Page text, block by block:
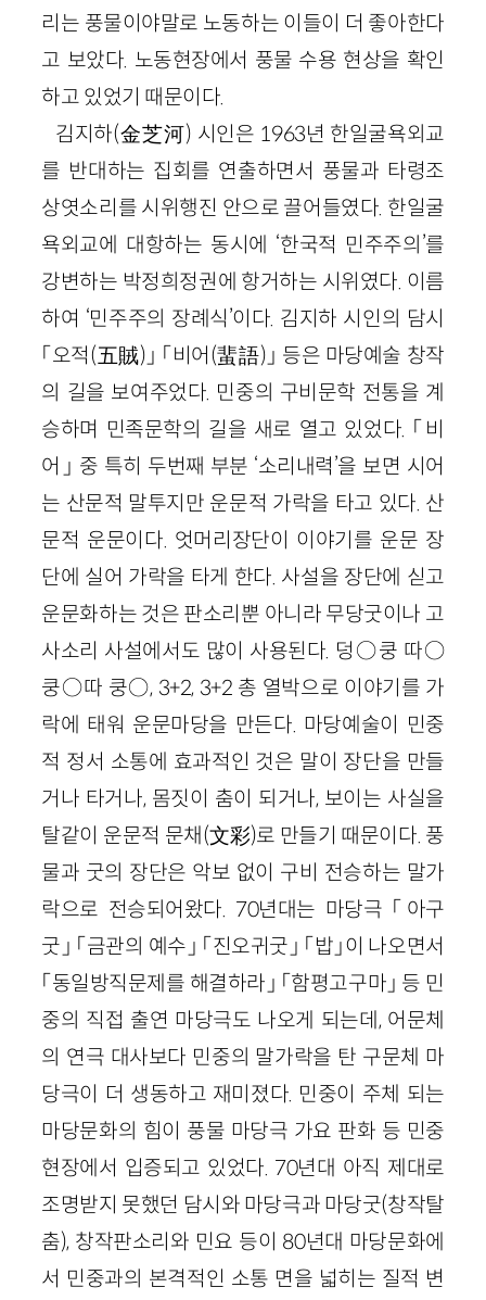
리는 풍물이야말로 노동하는 이들이 더 좋아한다
고 보았다. 노동현장에서 풍물 수용 현상을 확인
하고 있었기 때문이다.
김지하(金芝河) 시인은 1963년 한일굴욕외교
를 반대하는 집회를 연출하면서 풍물과 타령조
상엿소리를 시위행진 안으로 끌어들였다. 한일굴
욕외교에 대항하는 동시에 ‘한국적 민주주의’를
강변하는 박정희정권에 항거하는 시위였다. 이름
하여 ‘민주주의 장례식’이다. 김지하 시인의 담시
「오적(五賊)」 「비어(蜚語)」 등은 마당예술 창작
의 길을 보여주었다. 민중의 구비문학 전통을 계
승하며 민족문학의 길을 새로 열고 있었다. 「비
어」 중 특히 두번째 부분 ‘소리내력’을 보면 시어
는 산문적 말투지만 운문적 가락을 타고 있다. 산
문적 운문이다. 엇머리장단이 이야기를 운문 장
단에 실어 가락을 타게 한다. 사설을 장단에 싣고
운문화하는 것은 판소리뿐 아니라 무당굿이나 고
사소리 사설에서도 많이 사용된다. 덩○쿵 따○
쿵○따 쿵○, 3+2, 3+2 총 열박으로 이야기를 가
락에 태워 운문마당을 만든다. 마당예술이 민중
적 정서 소통에 효과적인 것은 말이 장단을 만들
거나 타거나, 몸짓이 춤이 되거나, 보이는 사실을
탈같이 운문적 문채(文彩)로 만들기 때문이다. 풍
물과 굿의 장단은 악보 없이 구비 전승하는 말가
락으로 전승되어왔다. 70년대는 마당극 「아구
굿」 「금관의 예수」 「진오귀굿」 「밥」이 나오면서
「동일방직문제를 해결하라」 「함평고구마」 등 민
중의 직접 출연 마당극도 나오게 되는데, 어문체
의 연극 대사보다 민중의 말가락을 탄 구문체 마
당극이 더 생동하고 재미졌다. 민중이 주체 되는
마당문화의 힘이 풍물 마당극 가요 판화 등 민중
현장에서 입증되고 있었다. 70년대 아직 제대로
조명받지 못했던 담시와 마당극과 마당굿(창작탈
춤), 창작판소리와 민요 등이 80년대 마당문화에
서 민중과의 본격적인 소통 면을 넓히는 질적 변